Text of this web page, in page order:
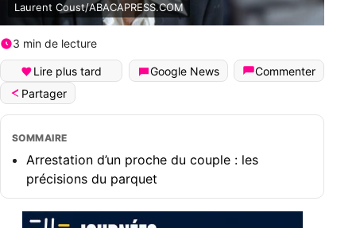
Laurent Coust/ABACAPRESS.COM
3 min de lecture
Lire plus tard Google News
Commenter
Partager
SOMMAIRE
Arrestation d’un proche du couple : les
précisions du parquet